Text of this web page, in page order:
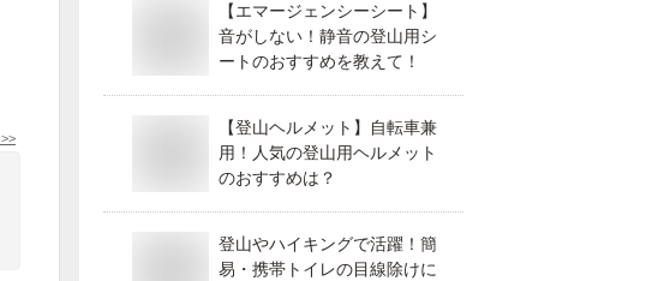
>>
【エマージェンシーシート】
音がしない！静音の登山用シ
ートのおすすめを教えて！
【登山ヘルメット】自転車兼
用！人気の登山用ヘルメット
のおすすめは？
登山やハイキングで活躍！簡
易・携帯トイレの目線除けに